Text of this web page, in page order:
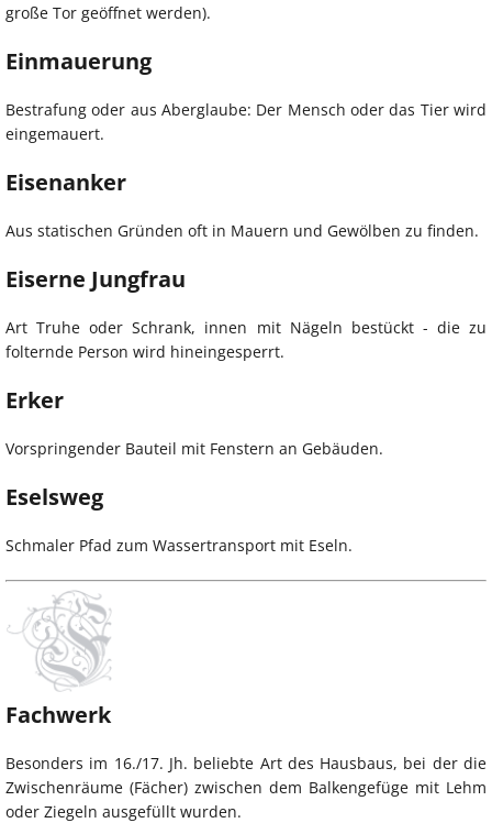
große Tor geöffnet werden).
Einmauerung
Bestrafung oder aus Aberglaube: Der Mensch oder das Tier wird
eingemauert.
Eisenanker
Aus statischen Gründen oft in Mauern und Gewölben zu finden.
Eiserne Jungfrau
Art Truhe oder Schrank, innen mit Nägeln bestückt - die zu
folternde Person wird hineingesperrt.
Erker
Vorspringender Bauteil mit Fenstern an Gebäuden.
Eselsweg
Schmaler Pfad zum Wassertransport mit Eseln.
Fachwerk
Besonders im 16./17. Jh. beliebte Art des Hausbaus, bei der die
Zwischenräume (Fächer) zwischen dem Balkengefüge mit Lehm
oder Ziegeln ausgefüllt wurden.